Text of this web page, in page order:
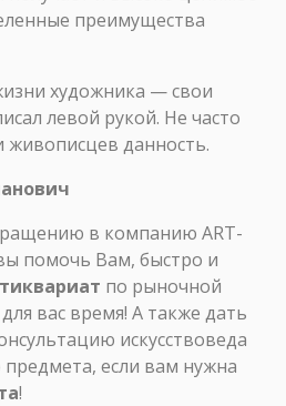
преимущества
художника — свои
левой рукой. Не часто
живописцев данность.
в компанию ART-
помочь Вам, быстро и
по рыночной
вас время! А также дать
искусствоведа
если вам нужна
!